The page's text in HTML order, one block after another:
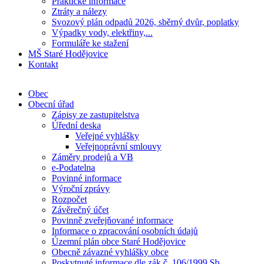
Ztráty a nálezy
Svozový plán odpadů 2026, sběrný dvůr, poplatky
Výpadky vody, elektřiny,...
Formuláře ke stažení
MŠ Staré Hodějovice
Kontakt
Obec
Obecní úřad
Zápisy ze zastupitelstva
Úřední deska
Veřejné vyhlášky
Veřejnoprávní smlouvy
Záměry prodejů a VB
e-Podatelna
Povinné informace
Výroční zprávy
Rozpočet
Závěrečný účet
Povinně zveřejňované informace
Informace o zpracování osobních údajů
Územní plán obce Staré Hodějovice
Obecně závazné vyhlášky obce